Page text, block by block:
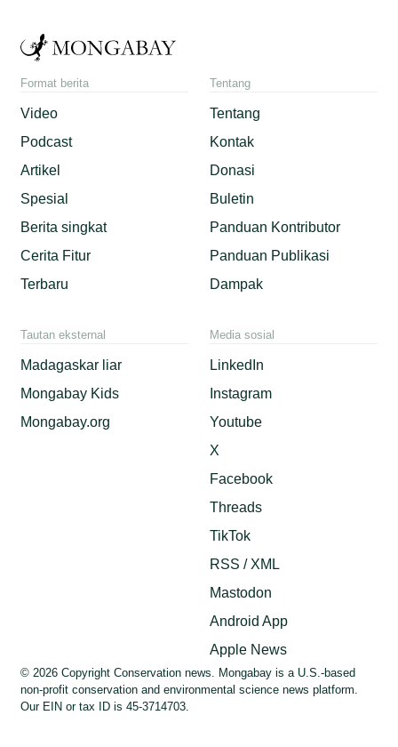
Format berita
Video
Podcast
Artikel
Spesial
Berita singkat
Cerita Fitur
Terbaru
Tentang
Tentang
Kontak
Donasi
Buletin
Panduan Kontributor
Panduan Publikasi
Dampak
Tautan eksternal
Madagaskar liar
Mongabay Kids
Mongabay.org
Media sosial
LinkedIn
Instagram
Youtube
X
Facebook
Threads
TikTok
RSS / XML
Mastodon
Android App
Apple News
© 2026 Copyright Conservation news. Mongabay is a U.S.-based
non-profit conservation and environmental science news platform.
Our EIN or tax ID is 45-3714703.